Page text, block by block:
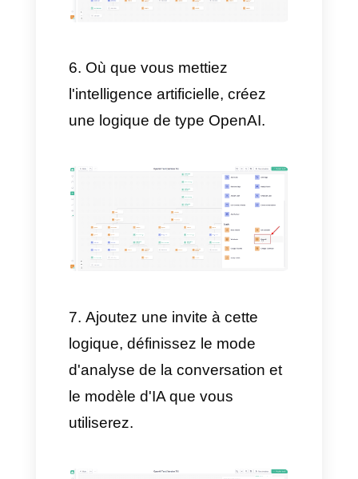
Créez par la suite une
variable de type chaîne et nous
allons y placer l'API d'OpenAI